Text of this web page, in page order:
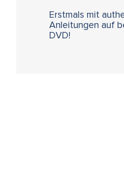
Erstmals mit
Anleitungen auf
DVD!